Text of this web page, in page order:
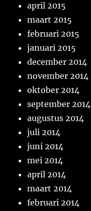
april 2015
maart 2015
februari 2015
januari 2015
december 2014
november 2014
oktober 2014
september 2014
augustus 2014
juli 2014
juni 2014
mei 2014
april 2014
maart 2014
februari 2014